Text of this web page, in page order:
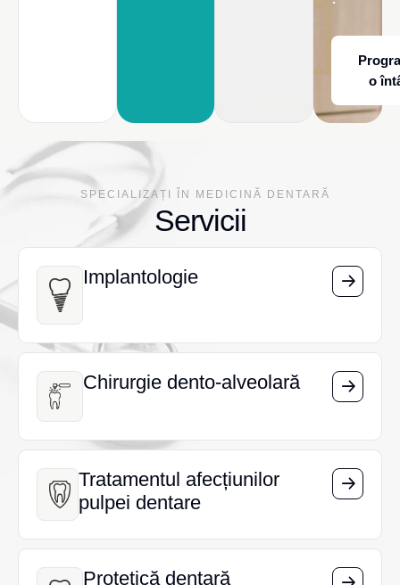
o
SPECIALIZAȚI ÎN MEDICINĂ DENTARĂ
Servicii
Implantologie
Implantologie
Chirurgie dento-alveolară
Chirurgie dento-alveolară
Tratamentul afecțiunilor
pulpei dentare
Tratamentul afecțiunilor
pulpei dentare
Protetică dentară
Protetică dentară